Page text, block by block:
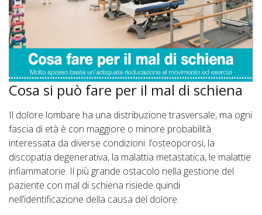
Cosa si può fare per il mal di schiena
Il dolore lombare ha una distribuzione trasversale, ma ogni
fascia di età è con maggiore o minore probabilità
interessata da diverse condizioni: l’osteoporosi, la
discopatia degenerativa, la malattia metastatica, le malattie
infiammatorie. Il più grande ostacolo nella gestione del
paziente con mal di schiena risiede quindi
nell’identificazione della causa del dolore.